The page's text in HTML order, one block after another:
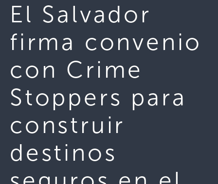
El Salvador
firma convenio
con Crime
Stoppers para
construir
destinos